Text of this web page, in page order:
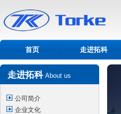
首页 走进拓科
走进拓科About us
公司简介
企业文化